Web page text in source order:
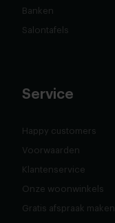
Banken
Salontafels
Service
Happy customers
Voorwaarden
Klantenservice
Onze woonwinkels
Gratis afspraak maken